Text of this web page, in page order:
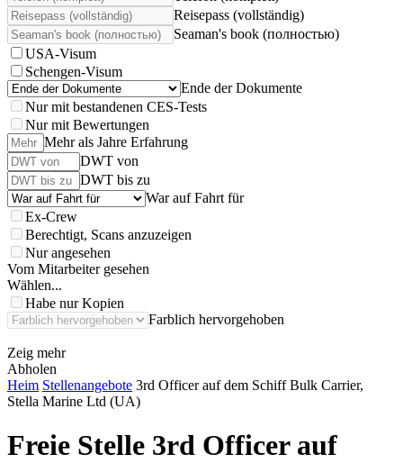
Reisepass (vollständig)
Seaman's book (полностью)
USA-Visum
Schengen-Visum
Ende der Dokumente
Nur mit bestandenen CES-Tests
Nur mit Bewertungen
Mehr als Jahre Erfahrung
DWT von
DWT bis zu
War auf Fahrt für
Ex-Crew
Berechtigt, Scans anzuzeigen
Nur angesehen
Vom Mitarbeiter gesehen
Wählen...
Habe nur Kopien
Farblich hervorgehoben
Zeig mehr
Abholen
Heim Stellenangebote 3rd Officer auf dem Schiff Bulk Carrier,
Stella Marine Ltd (UA)
Freie Stelle 3rd Officer auf